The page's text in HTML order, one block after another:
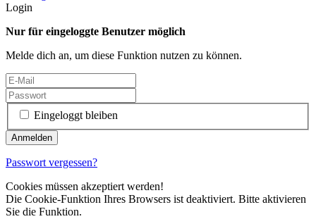
Login
Nur für eingeloggte Benutzer möglich
Melde dich an, um diese Funktion nutzen zu können.
Eingeloggt bleiben
Passwort vergessen?
Cookies müssen akzeptiert werden!
Die Cookie-Funktion Ihres Browsers ist deaktiviert. Bitte aktivieren
Sie die Funktion.